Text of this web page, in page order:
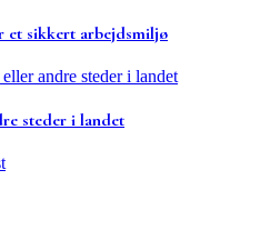
et sikkert arbejdsmiljø
steder i landet